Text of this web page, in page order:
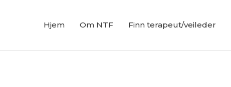
Hjem Om NTF Finn terapeut/veileder